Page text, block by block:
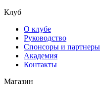
Клуб
О клубе
Руководство
Спонсоры и партнеры
Академия
Контакты
Магазин